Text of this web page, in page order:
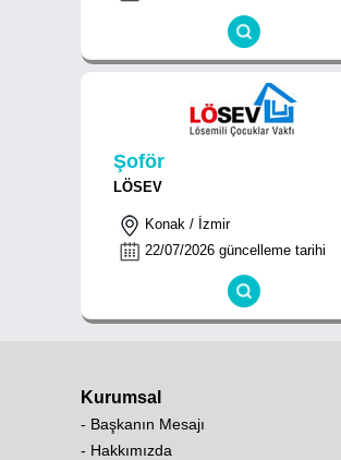
Şoför
LÖSEV
Konak / İzmir
22/07/2026 güncelleme tarihi
Kurumsal
- Başkanın Mesajı
- Hakkımızda